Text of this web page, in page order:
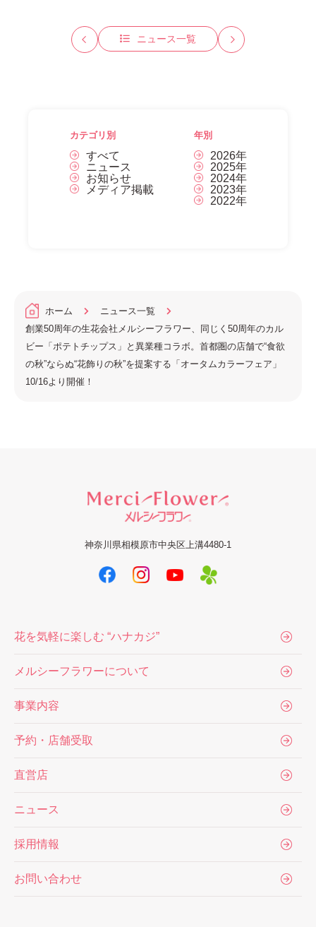
ニュース一覧
カテゴリ別
すべて
ニュース
お知らせ
メディア掲載
年別
2026年
2025年
2024年
2023年
2022年
ホーム
ニュース一覧
創業50周年の生花会社メルシーフラワー、同じく50周年のカル
ビー「ポテトチップス」と異業種コラボ。首都圏の店舗で“食欲
の秋”ならぬ“花飾りの秋”を提案する「オータムカラーフェア」
10/16より開催！
神奈川県相模原市中央区上溝4480-1
花を気軽に楽しむ “ハナカジ”
メルシーフラワーについて
事業内容
予約・店舗受取
直営店
ニュース
採用情報
お問い合わせ